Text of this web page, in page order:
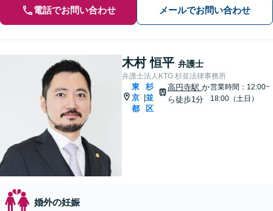
電話でお問い合わせ メールでお問い合わせ
木村 恒平 弁護士
弁護士法人KTG 杉並法律事務所
東
京
都
杉
並
区
高円寺駅 か
ら徒歩1分
営業時間：12:00~
18:00（土日）
婚外の妊娠